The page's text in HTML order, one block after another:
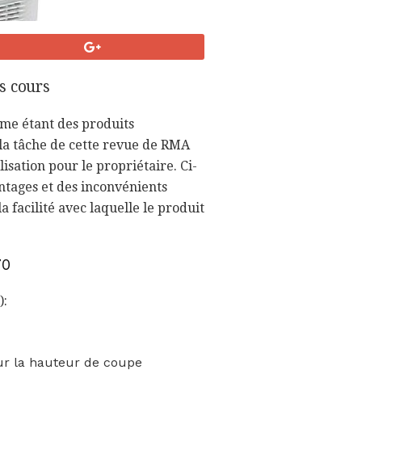
cours
étant des produits
tâche de cette revue de RMA
pour le propriétaire. Ci-
et des inconvénients
facilité avec laquelle le produit
la hauteur de coupe